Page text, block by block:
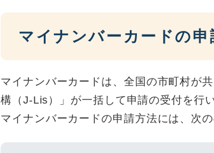
マイナンバーカードの申
マイナンバーカードは、全国の市町村が
構（J-Lis）」が一括して申請の受付を行
マイナンバーカードの申請方法には、次